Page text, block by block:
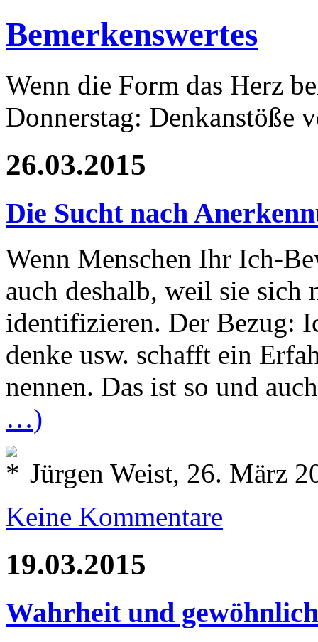
Bemerkenswertes
Wenn die Form das Herz
Donnerstag: Denkanstöße
26.03.2015
Die Sucht nach
Wenn Menschen Ihr Ich-
auch deshalb, weil sie
identifizieren. Der Bezug:
denke usw. schafft ein
nennen. Das ist so und
…)
Jürgen Weist, 26. März
Keine Kommentare
19.03.2015
Wahrheit und